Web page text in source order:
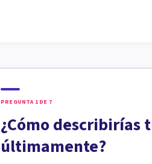
PREGUNTA 1 DE 7
¿Cómo describirías
últimamente?